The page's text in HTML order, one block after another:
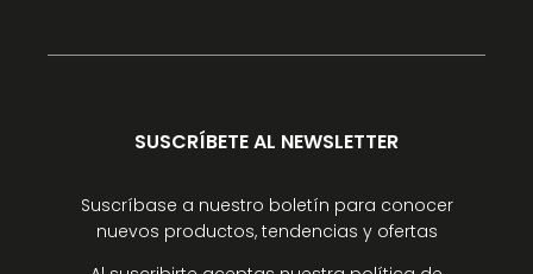
SUSCRÍBETE AL NEWSLETTER
Suscríbase a nuestro boletín para conocer
nuevos productos, tendencias y ofertas